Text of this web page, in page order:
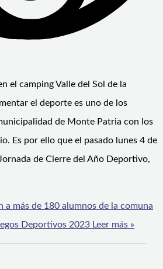
el camping Valle del Sol de la
el deporte es uno de los
de Monte Patria con los
Es por ello que el pasado lunes 4 de
de Cierre del Año Deportivo,
a más de 180 alumnos de la comuna
Deportivos 2023 Leer más »